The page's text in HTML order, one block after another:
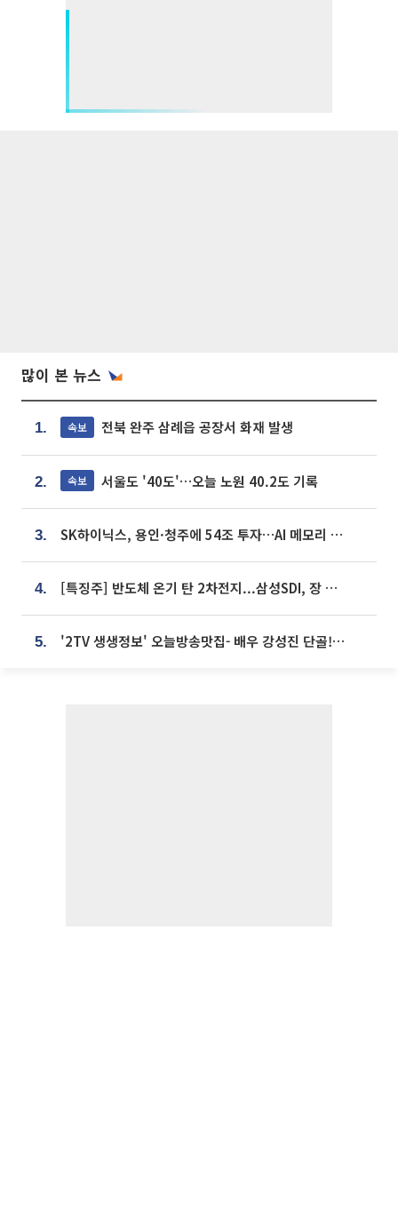
많이 본 뉴스
1. 속보 전북 완주 삼례읍 공장서 화재 발생
2. 속보 서울도 '40도'…오늘 노원 40.2도 기록
3. SK하이닉스, 용인·청주에 54조 투자…AI 메모리 생산기지 키운다
4. [특징주] 반도체 온기 탄 2차전지...삼성SDI, 장 초반 7% 넘게 껑충
5. '2TV 생생정보' 오늘방송맛집- 배우 강성진 단골! 쌀국수ㆍ푸팟퐁 커리 맛집 '블○○○'